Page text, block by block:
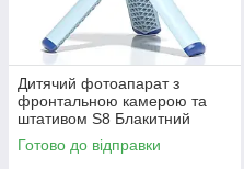
Дитячий фотоапарат з
фронтальною камерою та
штативом S8 Блакитний
44680
Готово до відправки